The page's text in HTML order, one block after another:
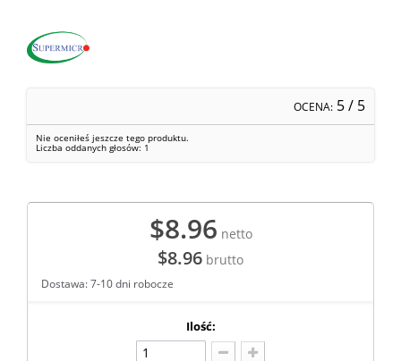
OCENA: 5/ 5
Nie oceniłeś jeszcze tego produktu.
Liczba oddanych głosów: 1
$8.96 netto
$8.96 brutto
Dostawa: 7-10 dni robocze
Ilość: